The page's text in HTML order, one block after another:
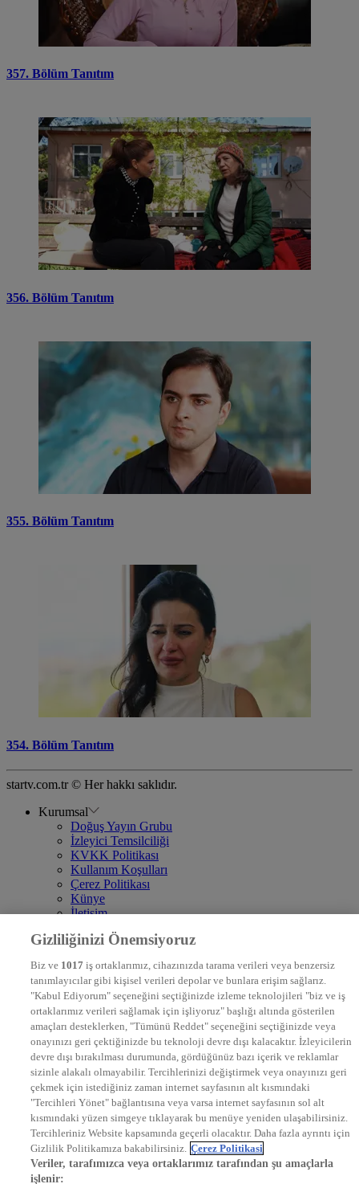
357. Bölüm Tanıtım
356. Bölüm Tanıtım
355. Bölüm Tanıtım
354. Bölüm Tanıtım
startv.com.tr © Her hakkı saklıdır.
Kurumsal
Doğuş Yayın Grubu
İzleyici Temsilciliği
KVKK Politikası
Kullanım Koşulları
Çerez Politikası
Künye
İletişim
DYG Televizyonlar
STAR
EURO STAR
KRAL POP TV
DYG Radyolar
NTV RADYO
KRAL FM
KRAL POP
EKSEN
VOYAGE
DYG Dijital
ntv.com.tr
ntvspor.net
secim.ntv.com.tr
startv.com.tr
kralmuzik.com.tr
Gizliliğinizi Önemsiyoruz
Biz ve 1017 iş ortaklarımız, cihazınızda tarama verileri veya benzersiz
tanımlayıcılar gibi kişisel verileri depolar ve bunlara erişim sağlarız.
"Kabul Ediyorum" seçeneğini seçtiğinizde izleme teknolojileri "biz ve iş
ortaklarımız verileri sağlamak için işliyoruz" başlığı altında gösterilen
amaçları desteklerken, "Tümünü Reddet" seçeneğini seçtiğinizde veya
onayınızı geri çektiğinizde bu teknoloji devre dışı kalacaktır. İzleyicilerin
devre dışı bırakılması durumunda, gördüğünüz bazı içerik ve reklamlar
sizinle alakalı olmayabilir. Tercihlerinizi değiştirmek veya onayınızı geri
çekmek için istediğiniz zaman internet sayfasının alt kısmındaki
"Tercihleri Yönet" bağlantısına veya varsa internet sayfasının sol alt
kısmındaki yüzen simgeye tıklayarak bu menüye yeniden ulaşabilirsiniz.
Tercihleriniz Website kapsamında geçerli olacaktır. Daha fazla ayrıntı için
Gizlilik Politikamıza bakabilirsiniz. Çerez Politikasi
Veriler, tarafımızca veya ortaklarımız tarafından şu amaçlarla
işlenir: